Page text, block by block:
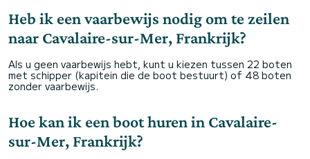
Heb ik een vaarbewijs nodig om te zeilen
naar Cavalaire-sur-Mer, Frankrijk?
Als u geen vaarbewijs hebt, kunt u kiezen tussen 22 boten
met schipper (kapitein die de boot bestuurt) of 48 boten
zonder vaarbewijs.
Hoe kan ik een boot huren in Cavalaire-
sur-Mer, Frankrijk?